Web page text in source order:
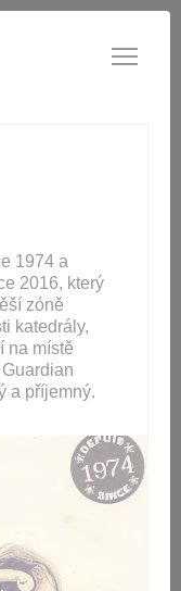
1974 a
2016, který
zóně
katedrály,
na místě
a příjemný.